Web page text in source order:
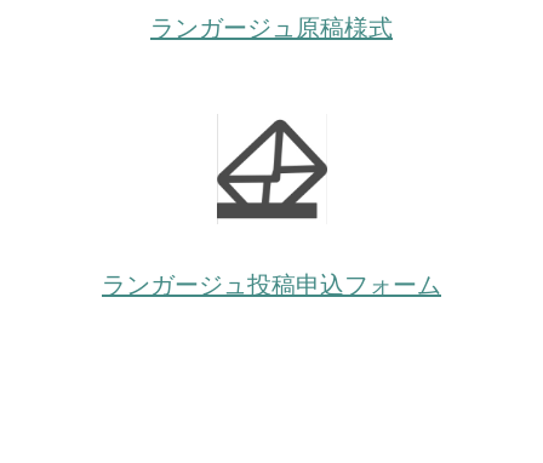
ランガージュ原稿様式
ランガージュ投稿申込フォーム